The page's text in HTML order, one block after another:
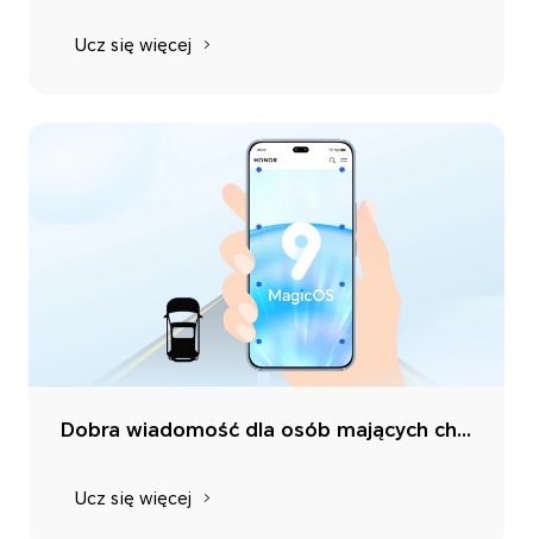
Ucz się więcej
Dobra wiadomość dla osób mających chorobę lokomocyjną! Oto HONOR Łagodzenie objawów choroby lokomocyjnej
Ucz się więcej